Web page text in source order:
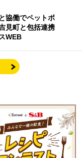
協働でペットボ
見町と包括連携
WEB